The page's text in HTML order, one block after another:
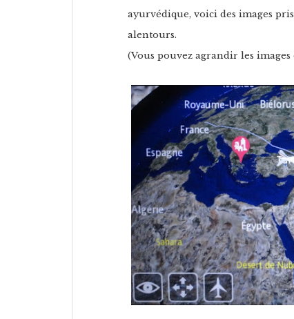
ayurvédique, voici des images
alentours.
(Vous pouvez agrandir les